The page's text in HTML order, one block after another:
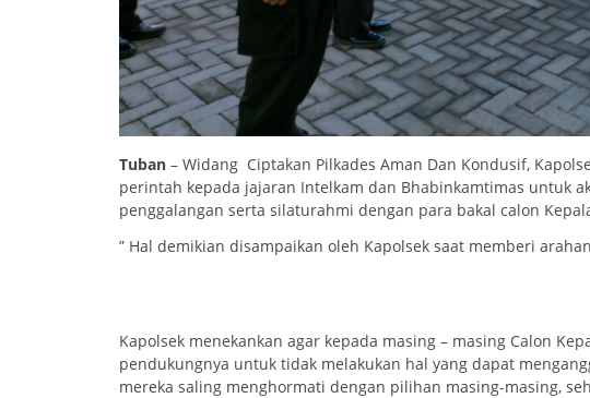
Tuban – Widang Ciptakan Pilkades Aman Dan Kondusif,
perintah kepada jajaran Intelkam dan Bhabinkamtimas untuk
penggalangan serta silaturahmi dengan para bakal calon
” Hal demikian disampaikan oleh Kapolsek saat memberi
Kapolsek menekankan agar kepada masing – masing Calon
pendukungnya untuk tidak melakukan hal yang dapat
mereka saling menghormati dengan pilihan masing-masing,